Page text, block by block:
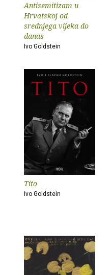
Antisemitizam u
Hrvatskoj od
srednjega vijeka do
danas
Ivo Goldstein
Tito
Ivo Goldstein